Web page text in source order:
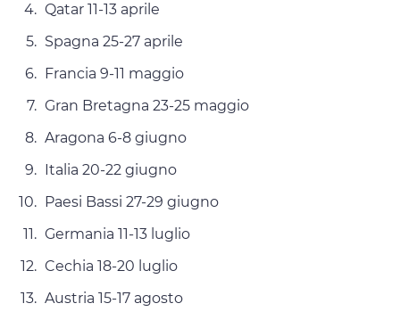
Qatar 11-13 aprile
Spagna 25-27 aprile
Francia 9-11 maggio
Gran Bretagna 23-25 maggio
Aragona 6-8 giugno
Italia 20-22 giugno
Paesi Bassi 27-29 giugno
Germania 11-13 luglio
Cechia 18-20 luglio
Austria 15-17 agosto